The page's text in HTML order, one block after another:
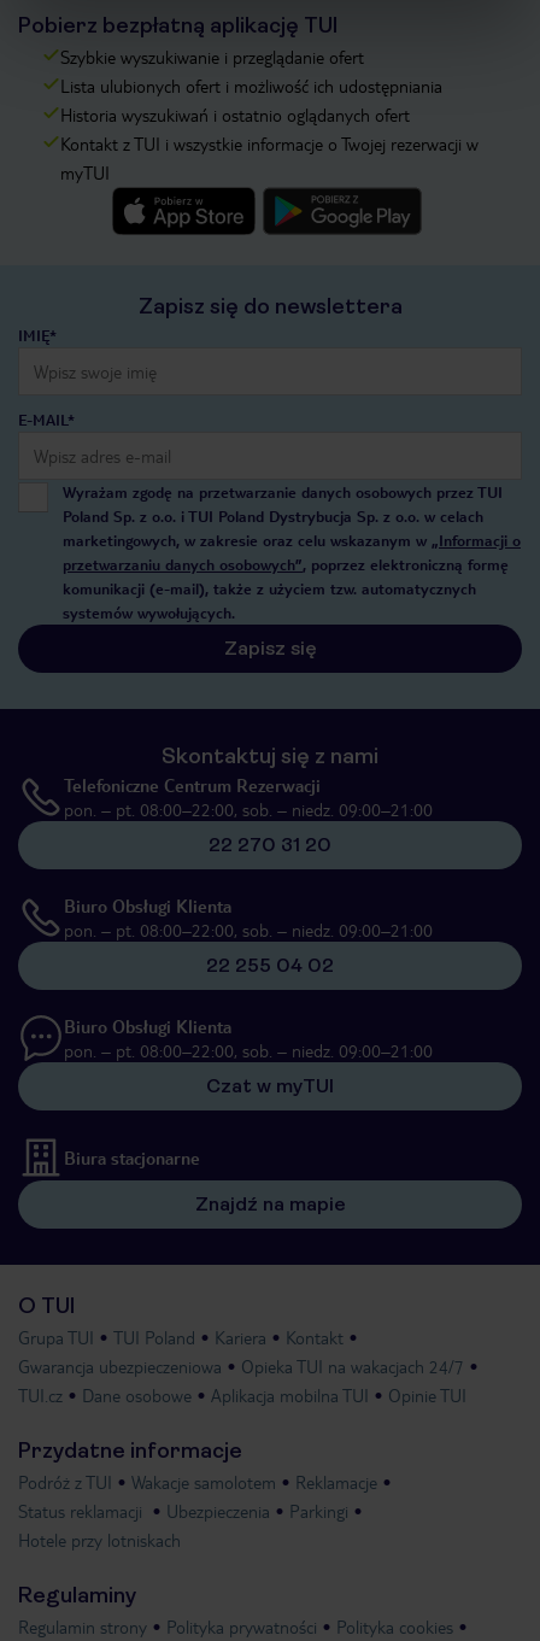
Pobierz bezpłatną aplikację TUI
Szybkie wyszukiwanie i przeglądanie ofert
Lista ulubionych ofert i możliwość ich udostępniania
Historia wyszukiwań i ostatnio oglądanych ofert
Kontakt z TUI i wszystkie informacje o Twojej rezerwacji w
myTUI
Zapisz się do newslettera
IMIĘ*
E-MAIL*
Wyrażam zgodę na przetwarzanie danych osobowych przez TUI
Poland Sp. z o.o. i TUI Poland Dystrybucja Sp. z o.o. w celach
marketingowych, w zakresie oraz celu wskazanym w „Informacji o
przetwarzaniu danych osobowych”, poprzez elektroniczną formę
komunikacji (e-mail), także z użyciem tzw. automatycznych
systemów wywołujących.
Zapisz się
Skontaktuj się z nami
Telefoniczne Centrum Rezerwacji
pon. – pt. 08:00–22:00, sob. – niedz. 09:00–21:00
22 270 31 20
Biuro Obsługi Klienta
pon. – pt. 08:00–22:00, sob. – niedz. 09:00–21:00
22 255 04 02
Biuro Obsługi Klienta
pon. – pt. 08:00–22:00, sob. – niedz. 09:00–21:00
Czat w myTUI
Biura stacjonarne
Znajdź na mapie
O TUI
Grupa TUI TUI Poland Kariera
Kontakt
Gwarancja ubezpieczeniowa
Opieka TUI na wakacjach 24/7
TUI.cz
Dane osobowe Aplikacja mobilna TUI Opinie TUI
Przydatne informacje
Podróż z TUI Wakacje samolotem
Reklamacje
Status reklamacji
Ubezpieczenia
Parkingi
Hotele przy lotniskach
Regulaminy
Regulamin strony Polityka prywatności Polityka cookies